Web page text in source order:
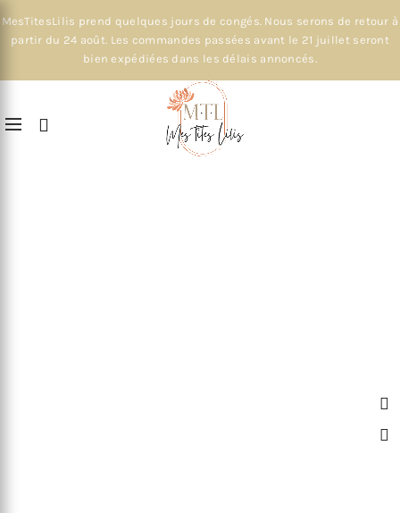
MesTitesLilis prend quelques jours de congés. Nous serons de retour à
partir du 24 août. Les commandes passées avant le 21 juillet seront
bien expédiées dans les délais annoncés.